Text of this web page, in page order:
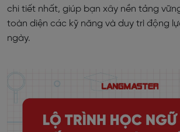
chi tiết nhất, giúp bạn xây nền tảng
toàn diện các kỹ năng và duy trì động
ngày.